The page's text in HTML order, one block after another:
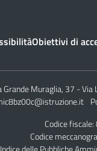
Obiettivi di
Grande Muraglia, 37 -
Codice
Codice